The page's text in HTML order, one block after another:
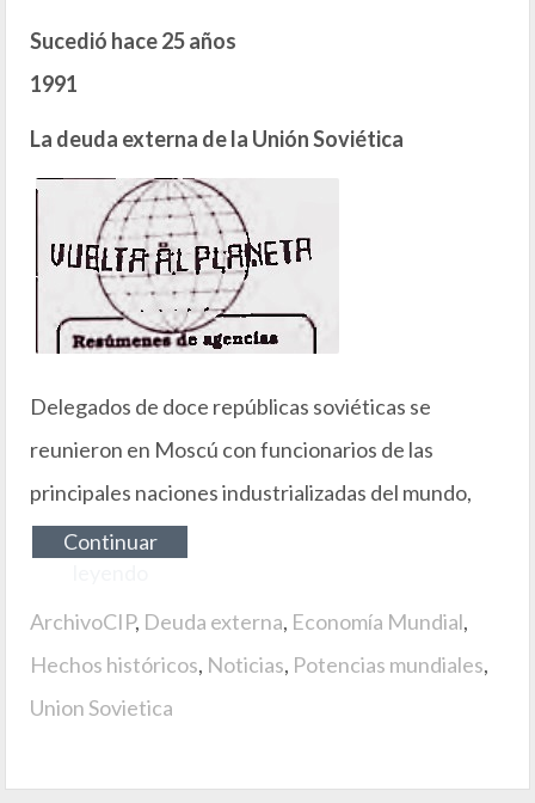
Sucedió hace 25 años
1991
La deuda externa de la Unión Soviética
Delegados de doce repúblicas soviéticas se
reunieron en Moscú con funcionarios de las
principales naciones industrializadas del mundo,
Continuar
ArchivoCIP, Deuda externa, Economía Mundial,
Hechos históricos, Noticias, Potencias mundiales,
Union Sovietica